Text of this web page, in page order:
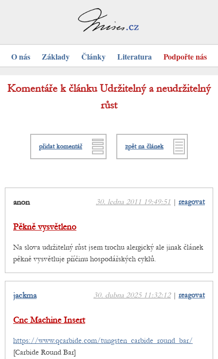
O nás Základy Články Literatura Podpořte nás
Komentáře k článku Udržitelný a neudržitelný
růst
přidat komentář zpět na článek
30. ledna 2011 19:49:51 | reagovat
anon
Pěkně vysvětleno
Na slova udržitelný růst jsem trochu alergický ale jinak článek
pěkně vysvětluje příčinu hospodářských cyklů.
30. dubna 2025 11:32:12| reagovat
jackma
Cnc Machine Insert
https://www.qcarbide.com/tungsten_carbide_round_bar/
[Carbide Round Bar]